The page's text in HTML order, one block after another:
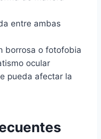
entre ambas
borrosa o fotofobia
ocular
pueda afectar la